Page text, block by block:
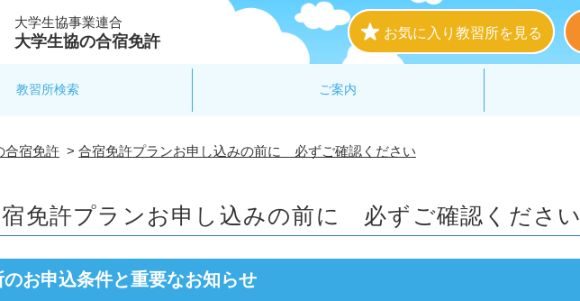
大学生協事業連合
大学生協の合宿免許 お気に入り教習所を見る
教習所検索 ご案内
合宿免許 > 合宿免許プランお申し込みの前に 必ずご確認ください
免許プランお申し込みの前に 必ずご確認ください
のお申込条件と重要なお知らせ